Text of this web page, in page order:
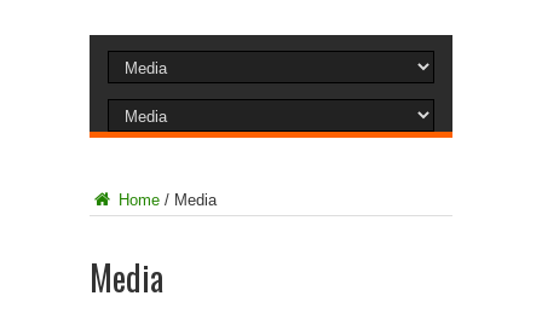
Home / Media
Media